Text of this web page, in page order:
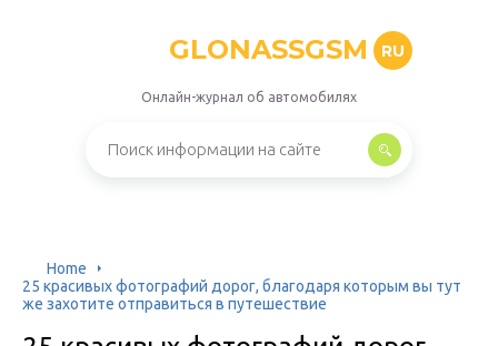
GLONASSGSM RU
Онлайн-журнал об автомобилях
Home
25 красивых фотографий дорог, благодаря которым вы тут
же захотите отправиться в путешествие